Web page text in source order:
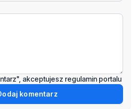
akceptujesz regulamin portalu
komentarz